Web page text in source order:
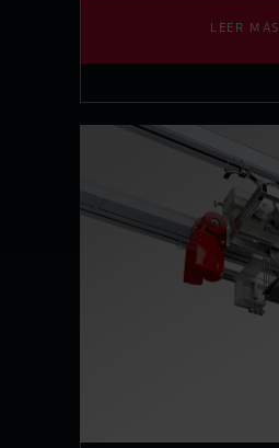
LEER MÁS